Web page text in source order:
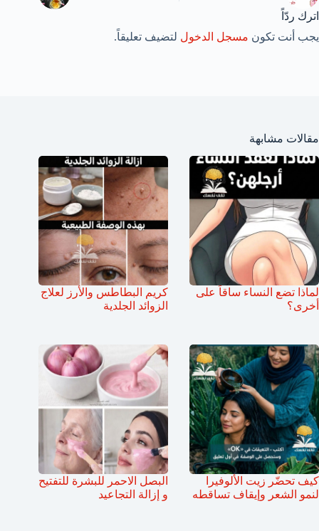
اترك ردّاً
يجب أنت تكون مسجل الدخول لتضيف تعليقاً.
مقالات مشابهة
لماذا تضع النساء ساقاً على
أخرى؟
كريم البطاطس والأرز لعلاج
الزوائد الجلدية
كيف تحضّر زيت الألوفيرا
لنمو الشعر وإيقاف تساقطه
البصل الاحمر للبشرة للتفتيح
و إزالة التجاعيد